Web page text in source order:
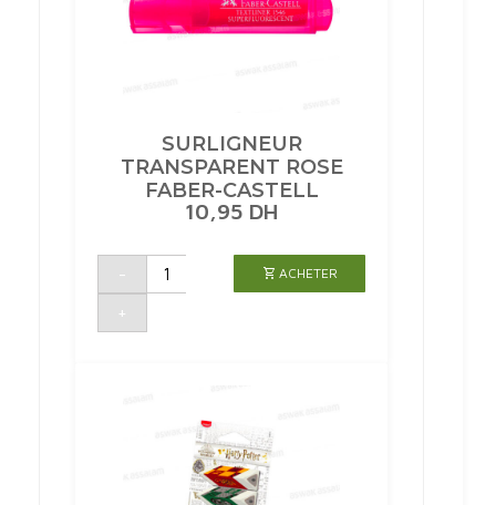
SURLIGNEUR
TRANSPARENT ROSE
FABER-CASTELL
10,95 DH
-
quantité
SURLIGNEUR
FABER-
+
ACHETER